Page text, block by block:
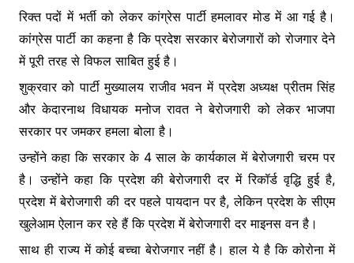
रिक्त पदों में भर्ती को लेकर कांग्रेस पार्टी हमलावर मोड में आ गई है।
कांग्रेस पार्टी का कहना है कि प्रदेश सरकार बेरोजगारों को रोजगार देने
में पूरी तरह से विफल साबित हुई है।
शुक्रवार को पार्टी मुख्यालय राजीव भवन में प्रदेश अध्यक्ष प्रीतम सिंह
और केदारनाथ विधायक मनोज रावत ने बेरोजगारी को लेकर भाजपा
सरकार पर जमकर हमला बोला है।
उन्होंने कहा कि सरकार के 4 साल के कार्यकाल में बेरोजगारी चरम पर
है। उन्होंने कहा कि प्रदेश की बेरोजगारी दर में रिकॉर्ड वृद्धि हुई है,
प्रदेश में बेरोजगारी की दर पहले पायदान पर है, लेकिन प्रदेश के सीएम
खुलेआम ऐलान कर रहे हैं कि प्रदेश में बेरोजगारी दर माइनस वन है।
साथ ही राज्य में कोई बच्चा बेरोजगार नहीं है। हाल ये है कि कोरोना में